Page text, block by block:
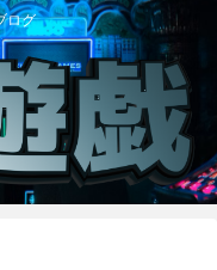
ログ